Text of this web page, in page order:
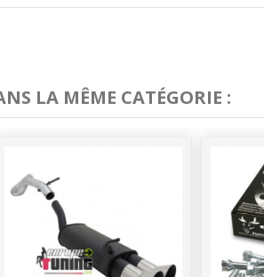
LA MÊME CATÉGORIE :